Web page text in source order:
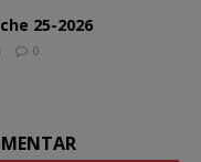
25-2026
0